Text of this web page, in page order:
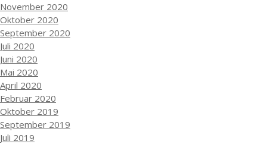
November 2020
Oktober 2020
September 2020
Juli 2020
Juni 2020
Mai 2020
April 2020
Februar 2020
Oktober 2019
September 2019
Juli 2019